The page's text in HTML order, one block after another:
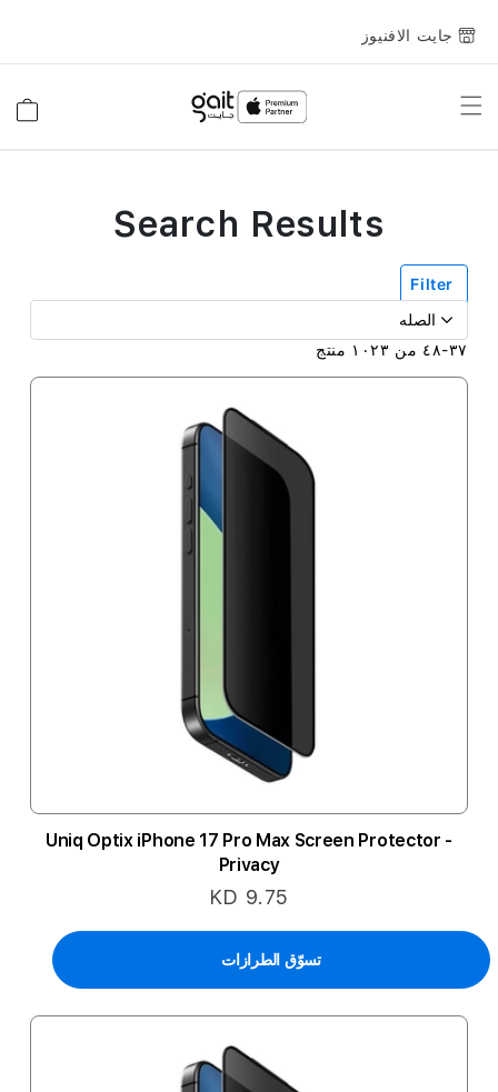
جايت الافنيوز
Toggle
Filter
٣٧-٤٨ من ١٠٢٣ منتج
Uniq Optix iPhone 17 Pro Max Screen Protector -
Privacy
KD 9.75
تسوّق الطرازات
Search Results